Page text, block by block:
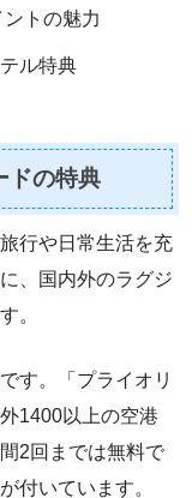
トの魅力
ル特典
ドの特典
行や日常生活を充
、国内外のラグジ
。
す。「プライオリ
1400以上の空港
2回までは無料で
付いています。